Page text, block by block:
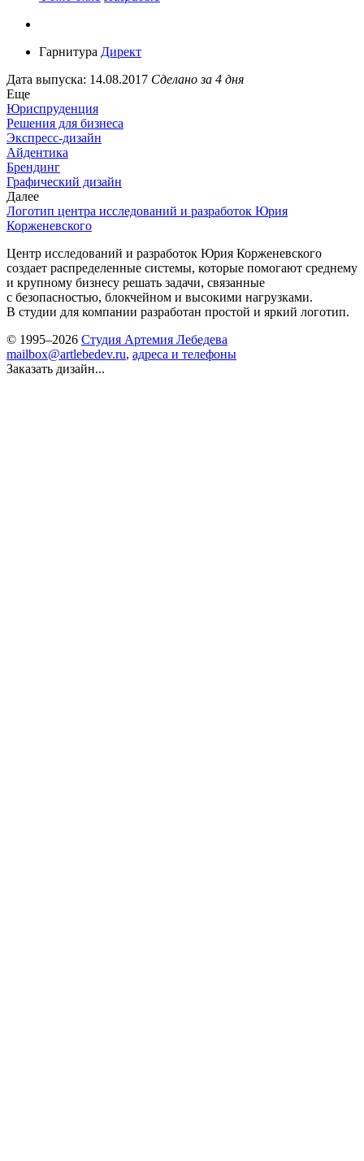
Гарнитура Директ
Дата выпуска: 14.08.2017 Сделано за 4 дня
Еще
Юриспруденция
Решения для бизнеса
Экспресс-дизайн
Айдентика
Брендинг
Графический дизайн
Далее
Логотип центра исследований и разработок Юрия
Корженевского
Центр исследований и разработок Юрия Корженевского
создает распределенные системы, которые помогают среднему
и крупному бизнесу решать задачи, связанные
с безопасностью, блокчейном и высокими нагрузками.
В студии для компании разработан простой и яркий логотип.
© 1995–2026 Студия Артемия Лебедева
mailbox@artlebedev.ru, адреса и телефоны
Заказать дизайн...